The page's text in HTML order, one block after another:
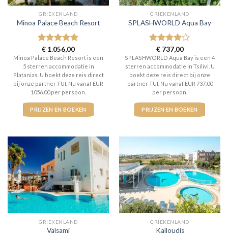
GRIEKENLAND
Minoa Palace Beach Resort
Gewaardeerd
5uit 5
€ 1.056,00
Minoa Palace Beach Resort is een
5 sterren accommodatie in
Platanias. U boekt deze reis direct
bij onze partner TUI. Nu vanaf EUR
1056.00 per persoon.
PRIJZEN EN BOEKEN
GRIEKENLAND
SPLASHWORLD Aqua Bay
Gewaardeerd
4uit 5
€737,00
SPLASHWORLD Aqua Bay is een 4
sterren accommodatie in Tsilivi. U
boekt deze reis direct bij onze
partner TUI. Nu vanaf EUR 737.00
per persoon.
PRIJZEN EN BOEKEN
GRIEKENLAND
Valsami
GRIEKENLAND
Kalloudis